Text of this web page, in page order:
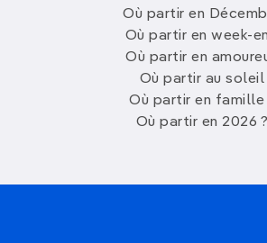
Où partir en
Où partir en week-
Où partir en
Où partir au soleil
Où partir en famille
Où partir en 2026 ?